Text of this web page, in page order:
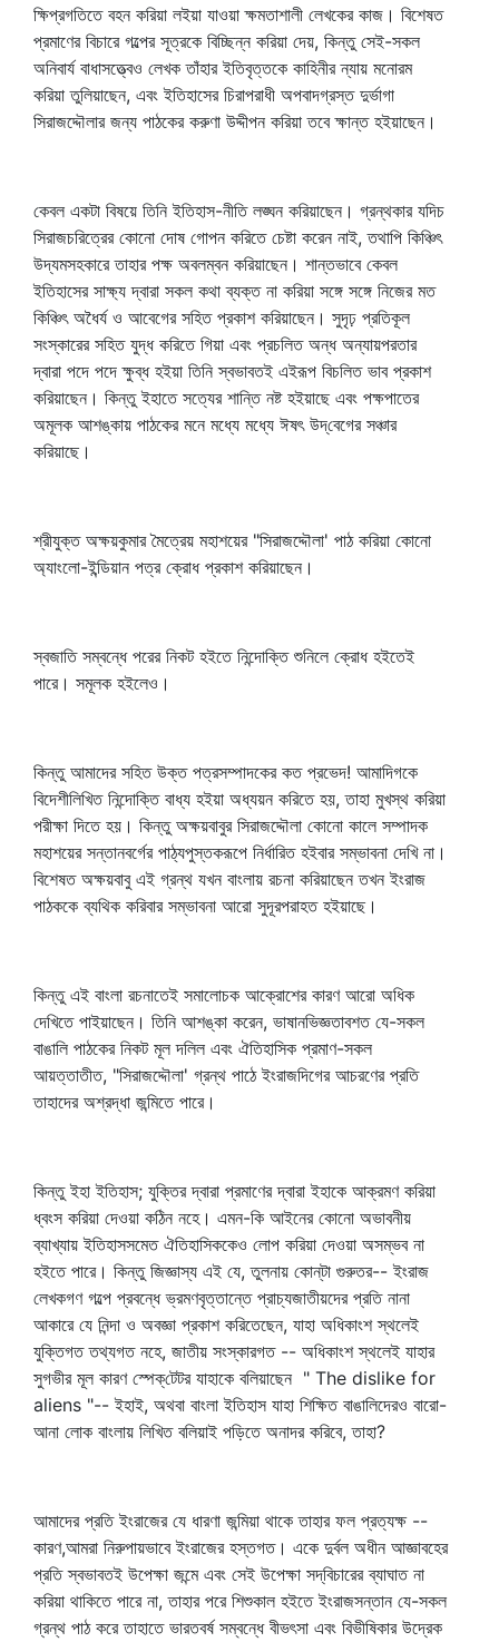
ক্ষিপ্রগতিতে বহন করিয়া লইয়া যাওয়া ক্ষমতাশালী লেখকের কাজ। বিশেষত
প্রমাণের বিচারে গল্পের সূত্রকে বিচ্ছিন্ন করিয়া দেয়, কিন্তু সেই-সকল
অনিবার্য বাধাসত্ত্বেও লেখক তাঁহার ইতিবৃত্তকে কাহিনীর ন্যায় মনোরম
করিয়া তুলিয়াছেন, এবং ইতিহাসের চিরাপরাধী অপবাদগ্রস্ত দুর্ভাগা
সিরাজদ্দৌলার জন্য পাঠকের করুণা উদ্দীপন করিয়া তবে ক্ষান্ত হইয়াছেন।
কেবল একটা বিষয়ে তিনি ইতিহাস-নীতি লঙ্ঘন করিয়াছেন। গ্রন্থকার যদিচ
সিরাজচরিত্রের কোনো দোষ গোপন করিতে চেষ্টা করেন নাই, তথাপি কিঞ্চিৎ
উদ্যমসহকারে তাহার পক্ষ অবলম্বন করিয়াছেন। শান্তভাবে কেবল
ইতিহাসের সাক্ষ্য দ্বারা সকল কথা ব্যক্ত না করিয়া সঙ্গে সঙ্গে নিজের মত
কিঞ্চিৎ অধৈর্য ও আবেগের সহিত প্রকাশ করিয়াছেন। সুদৃঢ় প্রতিকূল
সংস্কারের সহিত যুদ্ধ করিতে গিয়া এবং প্রচলিত অন্ধ অন্যায়পরতার
দ্বারা পদে পদে ক্ষুব্ধ হইয়া তিনি স্বভাবতই এইরূপ বিচলিত ভাব প্রকাশ
করিয়াছেন। কিন্তু ইহাতে সত্যের শান্তি নষ্ট হইয়াছে এবং পক্ষপাতের
অমূলক আশঙ্কায় পাঠকের মনে মধ্যে মধ্যে ঈষৎ উদ্‌বেগের সঞ্চার
করিয়াছে।
শ্রীযুক্ত অক্ষয়কুমার মৈত্রেয় মহাশয়ের "সিরাজদ্দৌলা' পাঠ করিয়া কোনো
অ্যাংলো-ইন্ডিয়ান পত্র ক্রোধ প্রকাশ করিয়াছেন।
স্বজাতি সম্বন্ধে পরের নিকট হইতে নিন্দোক্তি শুনিলে ক্রোধ হইতেই
পারে। সমূলক হইলেও।
কিন্তু আমাদের সহিত উক্ত পত্রসম্পাদকের কত প্রভেদ! আমাদিগকে
বিদেশীলিখিত নিন্দোক্তি বাধ্য হইয়া অধ্যয়ন করিতে হয়, তাহা মুখস্থ করিয়া
পরীক্ষা দিতে হয়। কিন্তু অক্ষয়বাবুর সিরাজদ্দৌলা কোনো কালে সম্পাদক
মহাশয়ের সন্তানবর্গের পাঠ্যপুস্তকরূপে নির্ধারিত হইবার সম্ভাবনা দেখি না।
বিশেষত অক্ষয়বাবু এই গ্রন্থ যখন বাংলায় রচনা করিয়াছেন তখন ইংরাজ
পাঠককে ব্যথিক করিবার সম্ভাবনা আরো সুদূরপরাহত হইয়াছে।
কিন্তু এই বাংলা রচনাতেই সমালোচক আক্রোশের কারণ আরো অধিক
দেখিতে পাইয়াছেন। তিনি আশঙ্কা করেন, ভাষানভিজ্ঞতাবশত যে-সকল
বাঙালি পাঠকের নিকট মূল দলিল এবং ঐতিহাসিক প্রমাণ-সকল
আয়ত্তাতীত, "সিরাজদ্দৌলা' গ্রন্থ পাঠে ইংরাজদিগের আচরণের প্রতি
তাহাদের অশ্রদ্ধা জন্মিতে পারে।
কিন্তু ইহা ইতিহাস; যুক্তির দ্বারা প্রমাণের দ্বারা ইহাকে আক্রমণ করিয়া
ধ্বংস করিয়া দেওয়া কঠিন নহে। এমন-কি আইনের কোনো অভাবনীয়
ব্যাখ্যায় ইতিহাসসমেত ঐতিহাসিককেও লোপ করিয়া দেওয়া অসম্ভব না
হইতে পারে। কিন্তু জিজ্ঞাস্য এই যে, তুলনায় কোন্‌টা গুরুতর-- ইংরাজ
লেখকগণ গল্পে প্রবন্ধে ভ্রমণবৃত্তান্তে প্রাচ্যজাতীয়দের প্রতি নানা
আকারে যে নিন্দা ও অবজ্ঞা প্রকাশ করিতেছেন, যাহা অধিকাংশ স্থলেই
যুক্তিগত তথ্যগত নহে, জাতীয় সংস্কারগত -- অধিকাংশ স্থলেই যাহার
সুগভীর মূল কারণ স্পেক্‌টেটর যাহাকে বলিয়াছেন " The dislike for
aliens "-- ইহাই, অথবা বাংলা ইতিহাস যাহা শিক্ষিত বাঙালিদেরও বারো-
আনা লোক বাংলায় লিখিত বলিয়াই পড়িতে অনাদর করিবে, তাহা?
আমাদের প্রতি ইংরাজের যে ধারণা জন্মিয়া থাকে তাহার ফল প্রত্যক্ষ --
কারণ,আমরা নিরুপায়ভাবে ইংরাজের হস্তগত। একে দুর্বল অধীন আজ্ঞাবহের
প্রতি স্বভাবতই উপেক্ষা জন্মে এবং সেই উপেক্ষা সদ্‌বিচারের ব্যাঘাত না
করিয়া থাকিতে পারে না, তাহার পরে শিশুকাল হইতে ইংরাজসন্তান যে-সকল
গ্রন্থ পাঠ করে তাহাতে ভারতবর্ষ সম্বন্ধে বীভৎসা এবং বিভীষিকার উদ্রেক